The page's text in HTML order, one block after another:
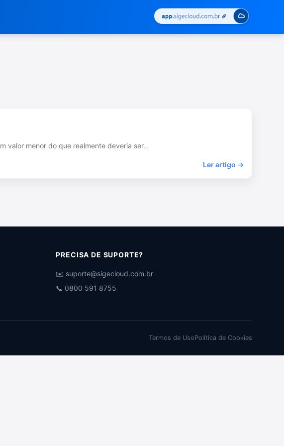
valor menor do que realmente deveria ser…
Ler artigo →
PRECISA DE SUPORTE?
✉️ suporte@sigecloud.com.br
📞 0800 591 8755
Termos de UsoPolítica de Cookies